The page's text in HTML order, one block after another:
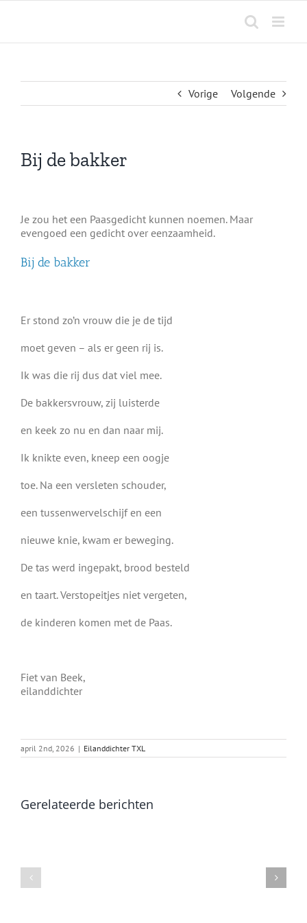
Vorige Volgende
Bij de bakker
Je zou het een Paasgedicht kunnen noemen. Maar
evengoed een gedicht over eenzaamheid.
Bij de bakker
Er stond zo’n vrouw die je de tijd
moet geven – als er geen rij is.
Ik was die rij dus dat viel mee.
De bakkersvrouw, zij luisterde
en keek zo nu en dan naar mij.
Ik knikte even, kneep een oogje
toe. Na een versleten schouder,
een tussenwervelschijf en een
nieuwe knie, kwam er beweging.
De tas werd ingepakt, brood besteld
en taart. Verstopeitjes niet vergeten,
de kinderen komen met de Paas.
Fiet van Beek,
eilanddichter
april 2nd, 2026 | Eilanddichter TXL
Gerelateerde berichten